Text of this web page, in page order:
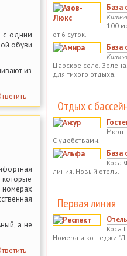
с одним
обуви
из
номерах
а не
База
100
от 6 суток.
База
Царское село.
для тихого отдыха.
Отдых с
Мкрн.
С удобствами.
База
Коса
линия. Новый отель.
Первая линия
Коса
Номера и коттеджи